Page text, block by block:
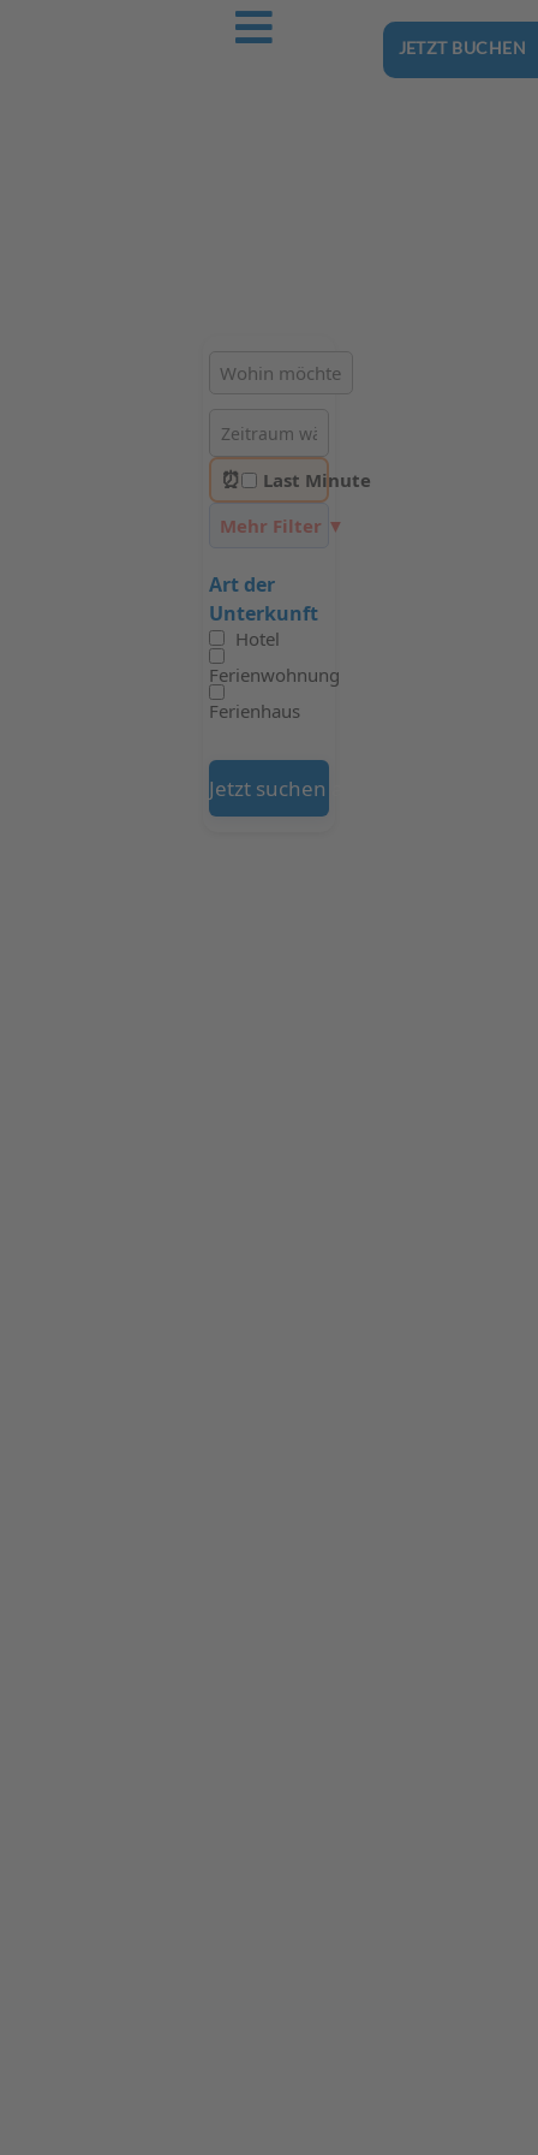
JETZT BUCHEN
⏰
Last Minute
Mehr Filter ▼
Art der
Unterkunft
Hotel
Ferienwohnung
Ferienhaus
Jetzt suchen auf Booking.com